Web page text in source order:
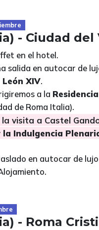
- Ciudad
en el hotel.
salida en autocar de
XIV.
a la
de Roma Italia).
la visita a Castel
la Indulgencia
en autocar de
- Roma